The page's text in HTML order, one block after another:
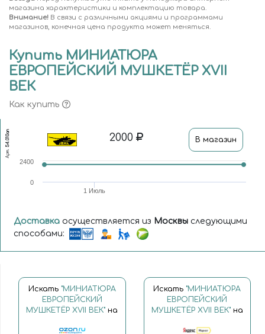
магазина характеристики и комплектацию товара.
Внимание! В связи с различными акциями и программами
магазинов, конечная цена продукта может меняться.
Купить МИНИАТЮРА
ЕВРОПЕЙСКИЙ МУШКЕТЁР XVII
ВЕК
Как купить
Арт.
54.010ап 2000 В магазин
1 Июль
0
2400
Доставка осуществляется из Москвы следующими
способами:
Искать "МИНИАТЮРА
ЕВРОПЕЙСКИЙ
МУШКЕТЁР XVII ВЕК" на
Искать "МИНИАТЮРА
ЕВРОПЕЙСКИЙ
МУШКЕТЁР XVII ВЕК"на